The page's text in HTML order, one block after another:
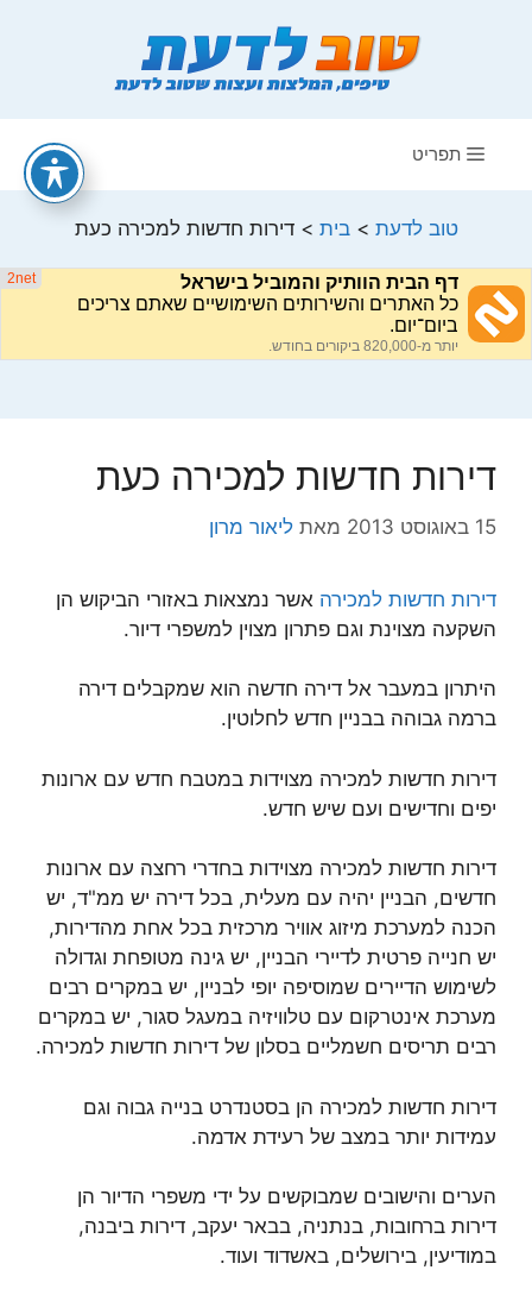
תפריט
טוב לדעת >בית >דירות חדשות למכירה כעת
דירות חדשות למכירה כעת
15 באוגוסט 2013 מאת ליאור מרון
דירות חדשות למכירה אשר נמצאות באזורי הביקוש הן
השקעה מצוינת וגם פתרון מצוין למשפרי דיור.
היתרון במעבר אל דירה חדשה הוא שמקבלים דירה
ברמה גבוהה בבניין חדש לחלוטין.
דירות חדשות למכירה מצוידות במטבח חדש עם ארונות
יפים וחדישים ועם שיש חדש.
דירות חדשות למכירה מצוידות בחדרי רחצה עם ארונות
חדשים, הבניין יהיה עם מעלית, בכל דירה יש ממ"ד, יש
הכנה למערכת מיזוג אוויר מרכזית בכל אחת מהדירות,
יש חנייה פרטית לדיירי הבניין, יש גינה מטופחת וגדולה
לשימוש הדיירים שמוסיפה יופי לבניין, יש במקרים רבים
מערכת אינטרקום עם טלוויזיה במעגל סגור, יש במקרים
רבים תריסים חשמליים בסלון של דירות חדשות למכירה.
דירות חדשות למכירה הן בסטנדרט בנייה גבוה וגם
עמידות יותר במצב של רעידת אדמה.
הערים והישובים שמבוקשים על ידי משפרי הדיור הן
דירות ברחובות, בנתניה, בבאר יעקב, דירות ביבנה,
במודיעין, בירושלים, באשדוד ועוד.